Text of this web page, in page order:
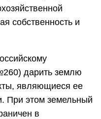
собственность и
дарить землю
являющиеся ее
При этом земельный
в